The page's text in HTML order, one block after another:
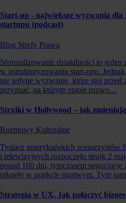
Start-up - największe wyzwania dla
startupu (podcast)
Blog Strefy Prawa
Sformalizowanie działalności to
w ustrukturyzowaniu start-upu.
nie jedyne wyzwanie, które stoi przed
przyznać, na którym etapie rozwo…
Strajki w Hollywood – jak
Rozmowy Kulturalne
Tysiące amerykańskich scenarzystów
i telewizyjnych rozpoczęło strajk 2
ponad 100 dni, tymczasem
utknęły w punkcie martwym. Tym
Strategia w UX. Jak połączyć